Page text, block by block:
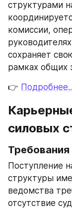
структурами
комиссии,
сохраняет
рамках общих
👉
силовых
Поступление
структуры
ведомства
отсутствие